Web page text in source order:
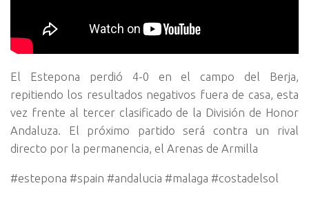
El Estepona perdió 4-0 en el campo del Berja,
repitiendo los resultados negativos fuera de casa, esta
vez frente al tercer clasificado de la División de Honor
Andaluza. El próximo partido será contra un rival
directo por la permanencia, el Arenas de Armilla
#estepona #spain #andalucia #malaga #costadelsol